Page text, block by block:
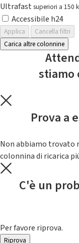
Ultrafast superiori a 150
Accessibile h24
Applica
Cancella filtri
Carica altre colonnine
stiamo
Prova a
Non abbiamo trovato
colonnina di ricarica
C'è un
Per favore riprova.
Riprova